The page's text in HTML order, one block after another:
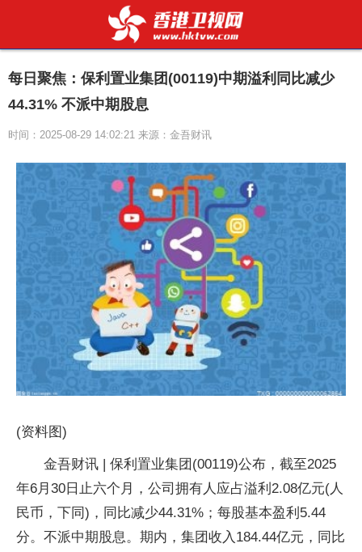
每日聚焦：保利置业集团(00119)中期溢利同比减少
44.31% 不派中期股息
时间：2025-08-29 14:02:21 来源：金吾财讯
(资料图)
金吾财讯 | 保利置业集团(00119)公布，截至2025
年6月30日止六个月，公司拥有人应占溢利2.08亿元(人
民币，下同)，同比减少44.31%；每股基本盈利5.44
分。不派中期股息。期内，集团收入184.44亿元，同比